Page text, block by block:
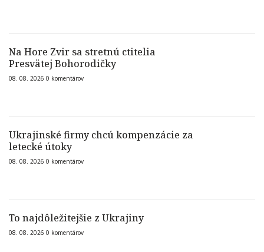
Na Hore Zvir sa stretnú ctitelia
Presvätej Bohorodičky
08. 08. 2026 0 komentárov
Ukrajinské firmy chcú kompenzácie za
letecké útoky
08. 08. 2026 0 komentárov
To najdôležitejšie z Ukrajiny
08. 08. 2026 0 komentárov